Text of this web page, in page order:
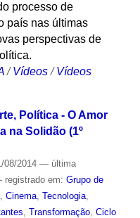
processo de
país nas últimas
perspectivas de
/Vídeos /Vídeos
Política - O Amor
na Solidão (1º
08/2014 — última
em: Grupo de
, Cinema, Tecnologia,
Transformação, Ciclo